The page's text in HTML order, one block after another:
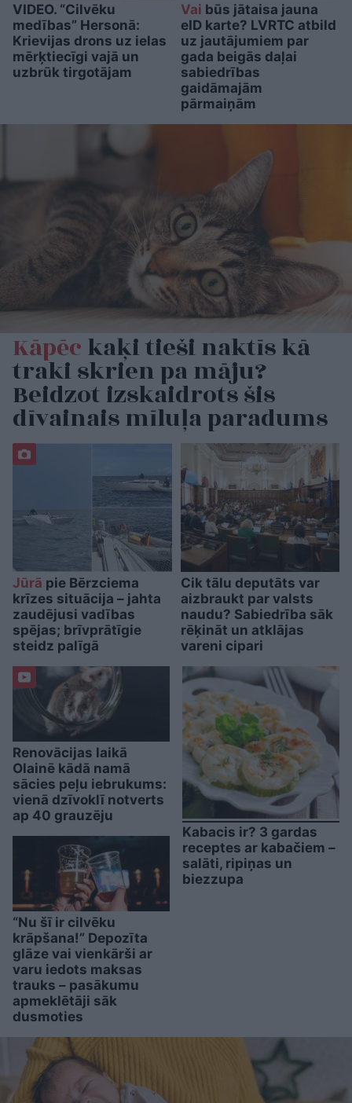
VIDEO. “Cilvēku
medības” Hersonā:
Krievijas drons uz ielas
mērķtiecīgi vajā un
uzbrūk tirgotājam
Vai būs jātaisa jauna
eID karte? LVRTC atbild
uz jautājumiem par
gada beigās daļai
sabiedrības
gaidāmajām
pārmaiņām
Kāpēckaķi tieši naktīs kā
traki skrien pa māju?
Beidzot izskaidrots šis
dīvainais mīluļa paradums
Jūrā pie Bērzciema
krīzes situācija – jahta
zaudējusi vadības
spējas; brīvprātīgie
steidz palīgā
Cik tālu deputāts var
aizbraukt par valsts
naudu? Sabiedrība sāk
rēķināt un atklājas
vareni cipari
Renovācijas laikā
Olainē kādā namā
sācies peļu iebrukums:
vienā dzīvoklī notverts
ap 40 grauzēju
“Nu šī ir cilvēku
krāpšana!” Depozīta
glāze vai vienkārši ar
varu iedots maksas
trauks – pasākumu
apmeklētāji sāk
dusmoties
Kabacis ir? 3 gardas
receptes ar kabačiem –
salāti, ripiņas un
biezzupa